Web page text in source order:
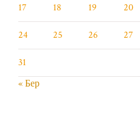
17 18 19 20
24 25 26 27
31
« Бер